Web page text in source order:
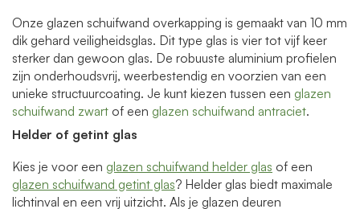
Onze glazen schuifwand overkapping is gemaakt van 10 mm
dik gehard veiligheidsglas. Dit type glas is vier tot vijf keer
sterker dan gewoon glas. De robuuste aluminium profielen
zijn onderhoudsvrij, weerbestendig en voorzien van een
unieke structuurcoating. Je kunt kiezen tussen een glazen
schuifwand zwart of een glazen schuifwand antraciet.
Helder of getint glas
Kies je voor een glazen schuifwand helder glas of een
glazen schuifwand getint glas? Helder glas biedt maximale
lichtinval en een vrij uitzicht. Als je glazen deuren